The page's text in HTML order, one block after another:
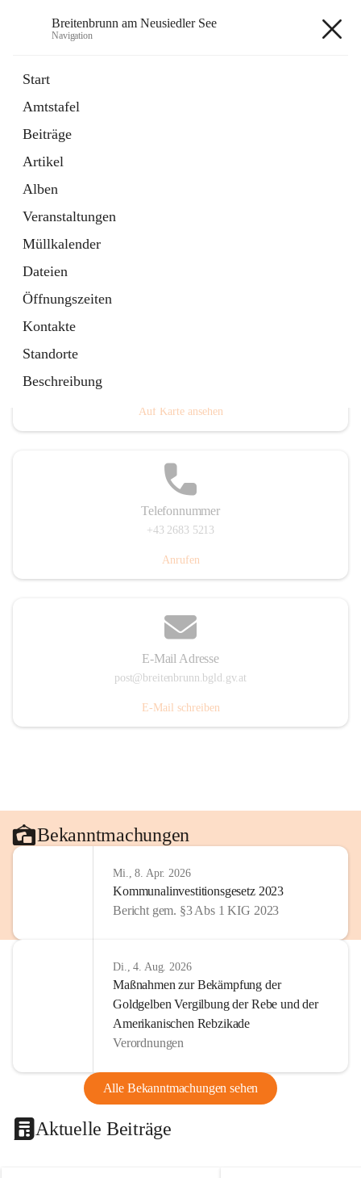
Breitenbrunn am Neusiedler See
Navigation
Start
Amtstafel
Beiträge
Artikel
Alben
Veranstaltungen
Müllkalender
Dateien
Öffnungszeiten
Kontakte
Standorte
Beschreibung
18 Schnellzugriffe
Gemeindeservice
Auf Karte ansehen
Telefonnummer
+43 2683 5213
Anrufen
E-Mail Adresse
post@breitenbrunn.bgld.gv.at
E-Mail schreiben
Bekanntmachungen
Mi., 8. Apr. 2026
Kommunalinvestitionsgesetz 2023
Bericht gem. §3 Abs 1 KIG 2023
Di., 4. Aug. 2026
Maßnahmen zur Bekämpfung der
Goldgelben Vergilbung der Rebe und der
Amerikanischen Rebzikade
Verordnungen
Alle Bekanntmachungen sehen
Aktuelle Beiträge